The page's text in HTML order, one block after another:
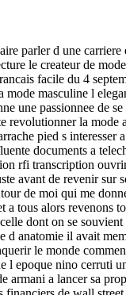
parler d une
le createur de
facile du 4
masculine l
une passionnee de
la
pied s
documents a
rfi transcription
avant de revenir
de moi qui me
tous alors
dont on se
anatomie il avait
le monde
epoque nino cerruti
a lancer sa